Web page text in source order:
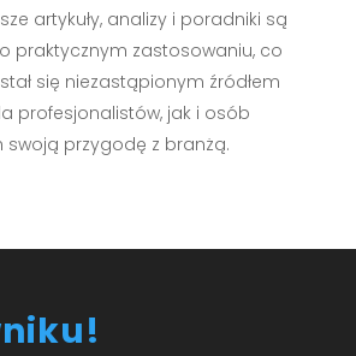
artykuły, analizy i poradniki są
praktycznym zastosowaniu, co
się niezastąpionym źródłem
profesjonalistów, jak i osób
przygodę z branżą.